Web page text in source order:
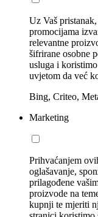
Uz Vaš
promocijama
relevantne
šifrirane osobne
usluga i
uvjetom da već
Bing, Criteo,
Marketing
Prihvaćanjem
oglašavanje,
prilagođene
proizvode na
kupnji te mjeriti